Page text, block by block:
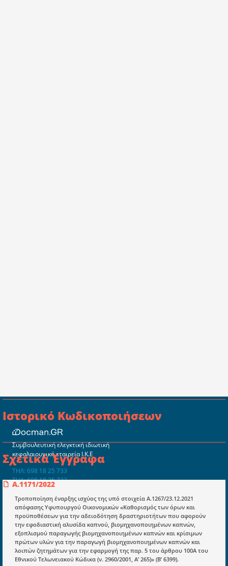
Ιστορικό Κωδικοποιήσεων
Σχετικά Έγγραφα
Α.1171/2022
Τροποποίηση έναρξης ισχύος της υπό στοιχεία Α.1267/23.12.2021
απόφασης Υφυπουργού Οικονομικών «Καθορισμός των όρων και
προϋποθέσεων για την αδειοδότηση δραστηριοτήτων που αφορούν
την εφοδιαστική αλυσίδα καπνού, βιομηχανοποιημένων καπνών,
εξοπλισμού παραγωγής βιομηχανοποιημένων καπνών και κρίσιμων
πρώτων υλών για την παραγωγή βιομηχανοποιημένων καπνών και
λοιπών ζητημάτων για την εφαρμογή της παρ. 5 του άρθρου 100Α του
Εθνικού Τελωνειακού Κώδικα (ν. 2960/2001, Α’ 265)» (Β’ 6399).
Συμβουλευτική ελεγκτική ιδιωτική
κεφαλαιουχική εταιρεία Ι.Κ.Ε
ΤΗΛ: 698 18 25 733
ΤΗΛ: 698 18 25 732
mydocmangr@gmail.com
Docman.gr
Ποιοί είμαστε;
Μια πολυετής εθελοντική προσπάθεια που
μετατράπηκε σε επιχειρηματική οντότητα και φιλοδοξεί να συμβάλλει
στην διάδοση της γνώσης.